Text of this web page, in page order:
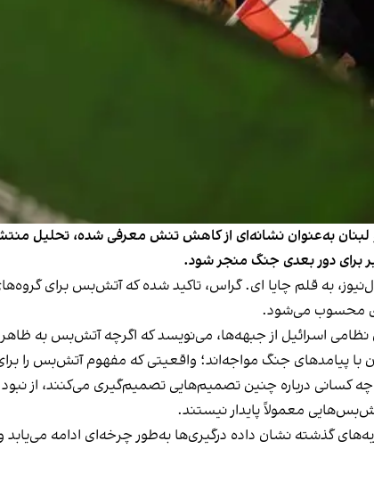
به‌عنوان نشانه‌ای از کاهش تنش معرفی شده، تحلیل
برای دور بعدی جنگ منجر شود.
به قلم چایا ای. گراس، تاکید شده که آتش‌بس برای
محسوب می‌شود.
نظامی اسرائیل از جبهه‌ها، می‌نویسد که اگرچه آتش‌بس به
با پیامدهای جنگ مواجه‌اند؛ واقعیتی که مفهوم آتش‌بس را
کسانی درباره چنین تصمیم‌هایی تصمیم‌گیری می‌کنند، از
معمولاً پایدار نیستند.
گذشته نشان داده درگیری‌ها به‌طور چرخه‌ای ادامه می‌یابد